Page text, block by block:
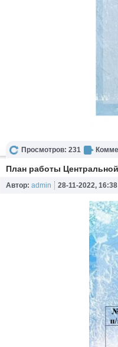
Просмотров: 231
План работы
Автор: admin 28-11-2022, 16:38